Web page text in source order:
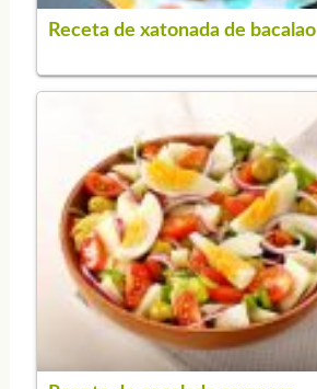
Receta de xatonada de bacalao